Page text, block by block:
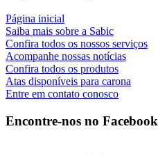
Página inicial
Saiba mais sobre a Sabic
Confira todos os nossos serviços
Acompanhe nossas notícias
Confira todos os produtos
Atas disponíveis para carona
Entre em contato conosco
Encontre-nos no Facebook